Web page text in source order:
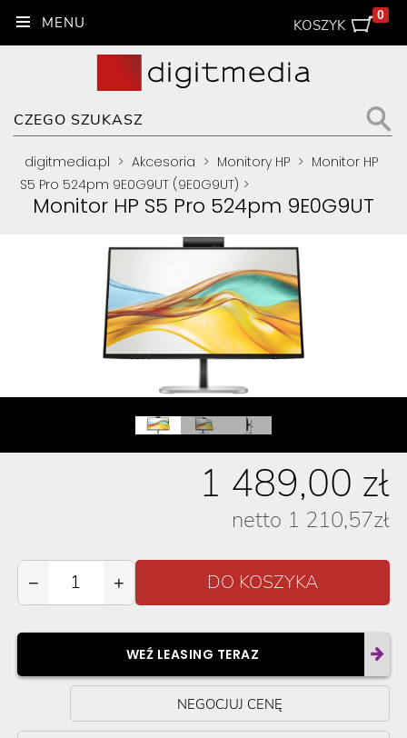
KOSZYK
0
digitmedia.pl > Akcesoria > Monitory HP > Monitor HP
S5 Pro 524pm 9E0G9UT (9E0G9UT) >
Monitor HP S5 Pro 524pm 9E0G9UT
1 489,00 zł
netto 1 210,57zł
− +
WEŹ LEASING TERAZ
NEGOCJUJ CENĘ